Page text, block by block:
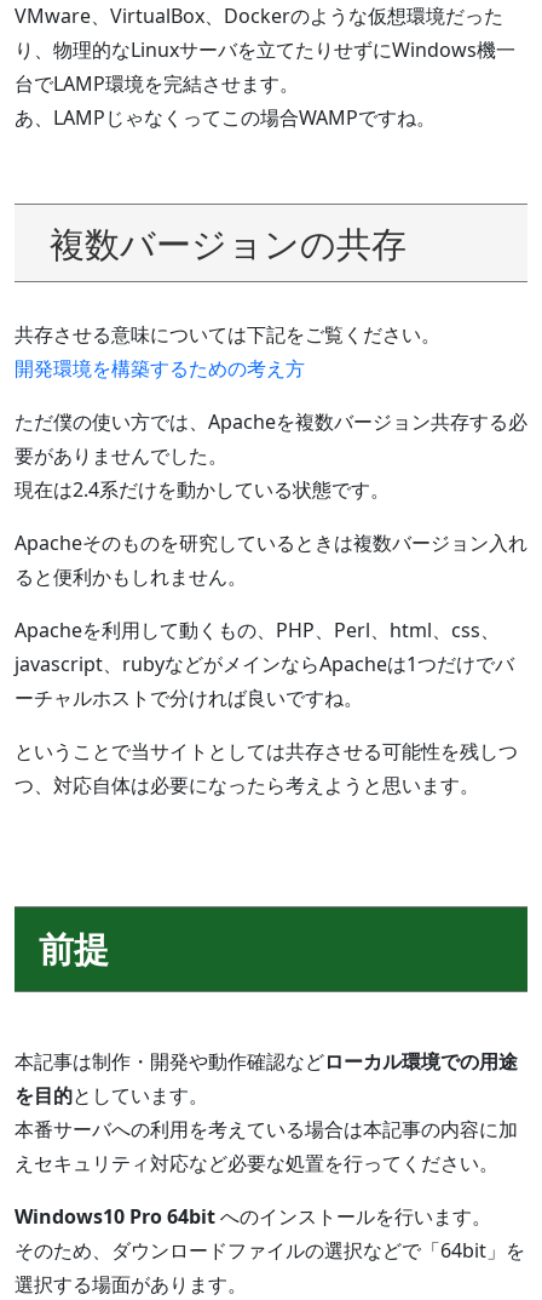
VMware、VirtualBox、Dockerのような仮想環境だった
り、物理的なLinuxサーバを立てたりせずにWindows機一
台でLAMP環境を完結させます。
あ、LAMPじゃなくってこの場合WAMPですね。
複数バージョンの共存
共存させる意味については下記をご覧ください。
開発環境を構築するための考え方
ただ僕の使い方では、Apacheを複数バージョン共存する必
要がありませんでした。
現在は2.4系だけを動かしている状態です。
Apacheそのものを研究しているときは複数バージョン入れ
ると便利かもしれません。
Apacheを利用して動くもの、PHP、Perl、html、css、
javascript、rubyなどがメインならApacheは1つだけでバ
ーチャルホストで分ければ良いですね。
ということで当サイトとしては共存させる可能性を残しつ
つ、対応自体は必要になったら考えようと思います。
前提
本記事は制作・開発や動作確認などローカル環境での用途
を目的としています。
本番サーバへの利用を考えている場合は本記事の内容に加
えセキュリティ対応など必要な処置を行ってください。
Windows10 Pro 64bitへのインストールを行います。
そのため、ダウンロードファイルの選択などで「64bit」を
選択する場面があります。